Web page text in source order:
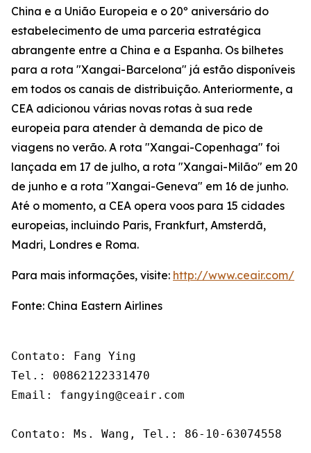
China e a União Europeia e o 20º aniversário do
estabelecimento de uma parceria estratégica
abrangente entre a China e a Espanha. Os bilhetes
para a rota "Xangai-Barcelona" já estão disponíveis
em todos os canais de distribuição. Anteriormente, a
CEA adicionou várias novas rotas à sua rede
europeia para atender à demanda de pico de
viagens no verão. A rota "Xangai-Copenhaga" foi
lançada em 17 de julho, a rota "Xangai-Milão" em 20
de junho e a rota "Xangai-Geneva" em 16 de junho.
Até o momento, a CEA opera voos para 15 cidades
europeias, incluindo Paris, Frankfurt, Amsterdã,
Madri, Londres e Roma.
Para mais informações, visite: http://www.ceair.com/
Fonte: China Eastern Airlines
Contato: Fang Ying
Tel.: 00862122331470
Email: fangying@ceair.com
Contato: Ms. Wang, Tel.: 86-10-63074558